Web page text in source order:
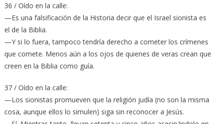
36 / Oído en la calle:
—Es una falsificación de la Historia decir que el Israel sionista es
el de la Biblia.
—Y si lo fuera, tampoco tendría derecho a cometer los crímenes
que comete. Menos aún a los ojos de quienes de veras crean que
creen en la Biblia como guía.
37 / Oído en la calle:
—Los sionistas promueven que la religión judía (no son la misma
cosa, aunque ellos lo simulen) siga sin reconocer a Jesús.